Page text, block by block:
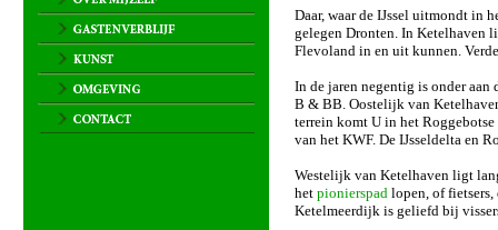
Daar, waar de IJssel uitmondt in
gelegen Dronten. In Ketelhaven
Flevoland in en uit kunnen.
In de jaren negentig is onder
B & BB. Oostelijk van
terrein komt U in het
van het KWF. De IJsseldelta en
Westelijk van Ketelhaven ligt
het pionierspad lopen, of fietsers,
Ketelmeerdijk is geliefd bij